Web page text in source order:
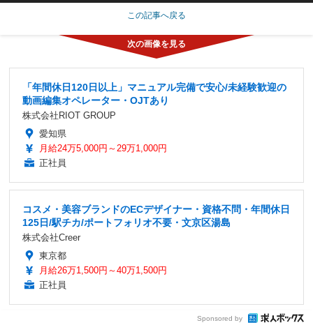
この記事へ戻る
「年間休日120日以上」マニュアル完備で安心/未経験歓迎の
動画編集オペレーター・OJTあり
株式会社RIOT GROUP
愛知県
月給24万5,000円～29万1,000円
正社員
コスメ・美容ブランドのECデザイナー・資格不問・年間休日
125日/駅チカ/ポートフォリオ不要・文京区湯島
株式会社Creer
東京都
月給26万1,500円～40万1,500円
正社員
Sponsored by